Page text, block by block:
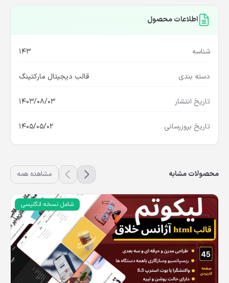
اطلاعات محصول
شناسه 143
دسته بندی قالب دیجیتال مارکتینگ
تاریخ انتشار 1403/08/03
تاریخ بروزرسانی 1405/05/02
محصولات مشابه مشاهده همه
شامل نسخه انگلیسی